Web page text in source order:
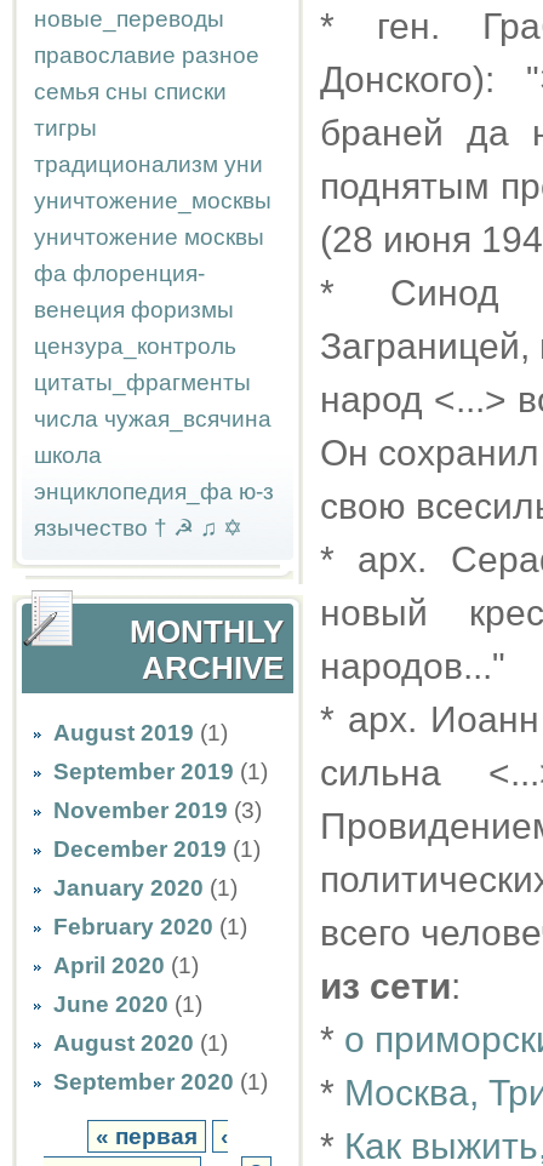
новые_переводы
православие разное
семья сны списки
тигры
традиционализм уни
уничтожение_москвы
уничтожение москвы
фа флоренция-
венеция форизмы
цензура_контроль
цитаты_фрагменты
числа чужая_всячина
школа
энциклопедия_фа ю-з
язычество † ☭ ♫ ✡
MONTHLY
ARCHIVE
August 2019 (1)
September 2019 (1)
November 2019 (3)
December 2019 (1)
January 2020 (1)
February 2020 (1)
April 2020 (1)
June 2020 (1)
August 2020 (1)
September 2020 (1)
« первая
‹
* ген.
браней да
поднятым
(28 июня
* Синод
народ <...>
Он
свою
* арх.
новый
народов..."
* арх.
сильна
всего
из сети:
* о
* Москва,
* Как